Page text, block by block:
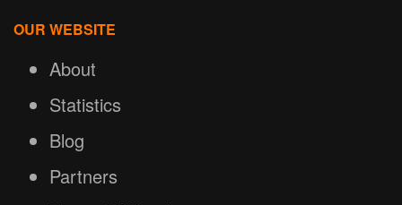
OUR WEBSITE
About
Statistics
Blog
Partners